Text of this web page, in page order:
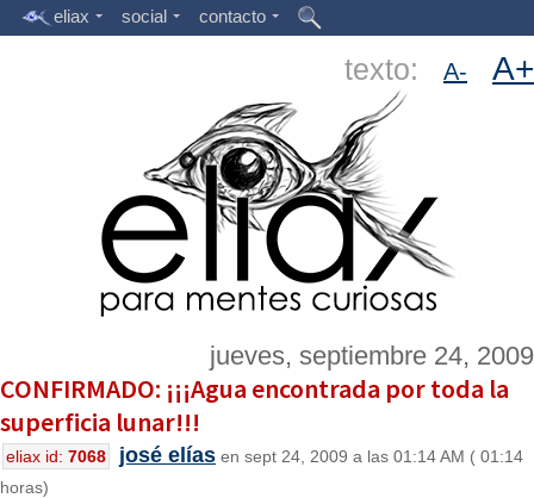
eliax social contacto
texto: A- A+
jueves, septiembre 24, 2009
CONFIRMADO: ¡¡¡Agua encontrada por toda la
superficia lunar!!!
eliax id: 7068 josé elías en sept 24, 2009 a las 01:14 AM ( 01:14
horas)